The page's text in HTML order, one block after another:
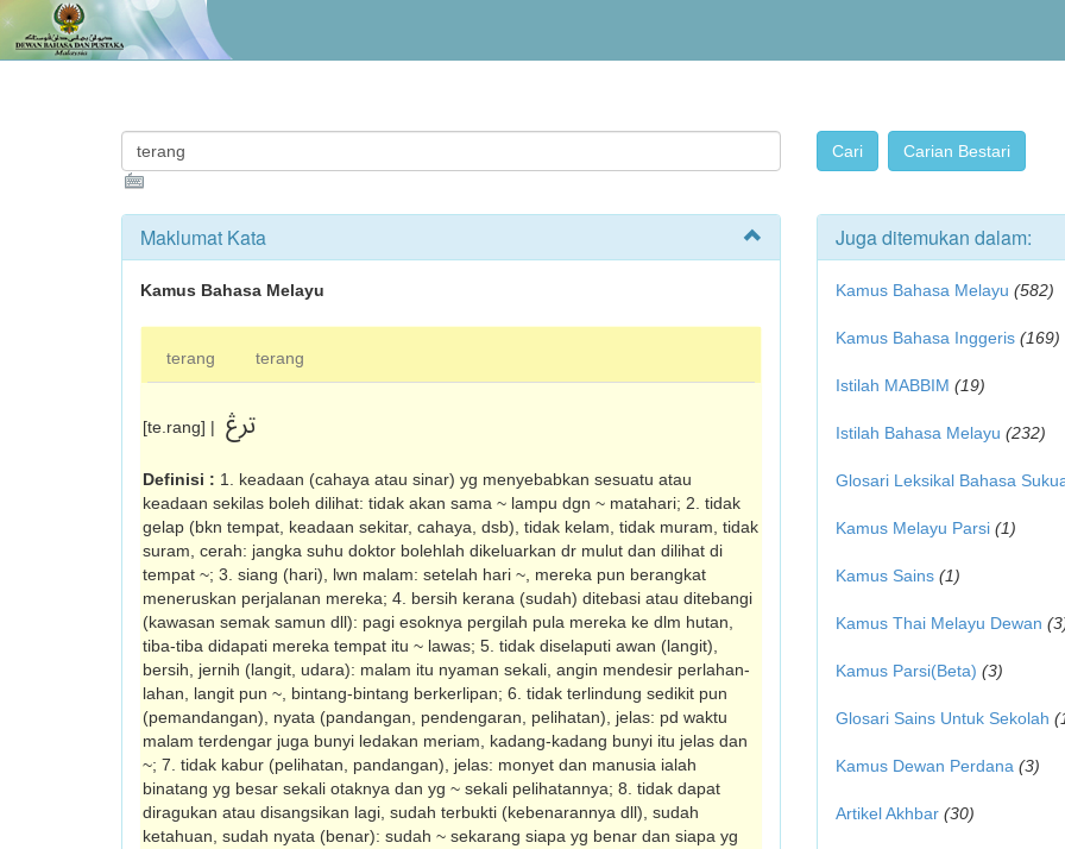
Maklumat Kata
Kamus Bahasa Melayu
terang terang
[te.rang] | ترڠ
Definisi : 1. keadaan (cahaya atau sinar) yg me­nye­babkan sesuatu atau
keadaan sekilas boleh dilihat: tidak akan sama ~ lampu dgn ~ matahari; 2. tidak
gelap (bkn tempat, ke­adaan sekitar, cahaya, dsb), tidak kelam, tidak muram, tidak
suram, cerah: jangka suhu doktor bolehlah dikeluarkan dr mulut dan dilihat di
tempat ~; 3. siang (hari), lwn malam: setelah hari ~, mereka pun berangkat
meneruskan perjalanan mereka; 4. bersih kerana (sudah) ditebasi atau ditebangi
(kawasan semak samun dll): pagi esoknya pergilah pula mereka ke dlm hutan,
tiba-tiba didapati mereka tempat itu ~ lawas; 5. tidak diselaputi awan (langit),
bersih, jernih (langit, udara): malam itu nyaman sekali, angin mendesir perlahan-
lahan, langit pun ~, bintang-bintang berkerlipan; 6. tidak terlindung sedikit pun
(pemandangan), nyata (pandangan, pendengaran, pelihatan), jelas: pd waktu
malam terdengar juga bunyi ledakan meriam, kadang-kadang bunyi itu jelas dan
~; 7. tidak kabur (pelihatan, pan­dangan), jelas: monyet dan manusia ialah
binatang yg besar sekali otaknya dan yg ~ sekali pelihatannya; 8. tidak dapat
diragukan atau disangsikan lagi, sudah terbukti (kebe­narannya dll), sudah
ketahuan, sudah nyata (benar): sudah ~ sekarang siapa yg benar dan siapa yg
Juga ditemukan dalam:
Kamus Bahasa Melayu (582)
Kamus Bahasa Inggeris (169)
Istilah MABBIM (19)
Istilah Bahasa Melayu (232)
Glosari Leksikal Bahasa
Kamus Melayu Parsi (1)
Kamus Sains (1)
Kamus Thai Melayu Dewan
Kamus Parsi(Beta) (3)
Glosari Sains Untuk Sekolah
Kamus Dewan Perdana (3)
Artikel Akhbar (30)